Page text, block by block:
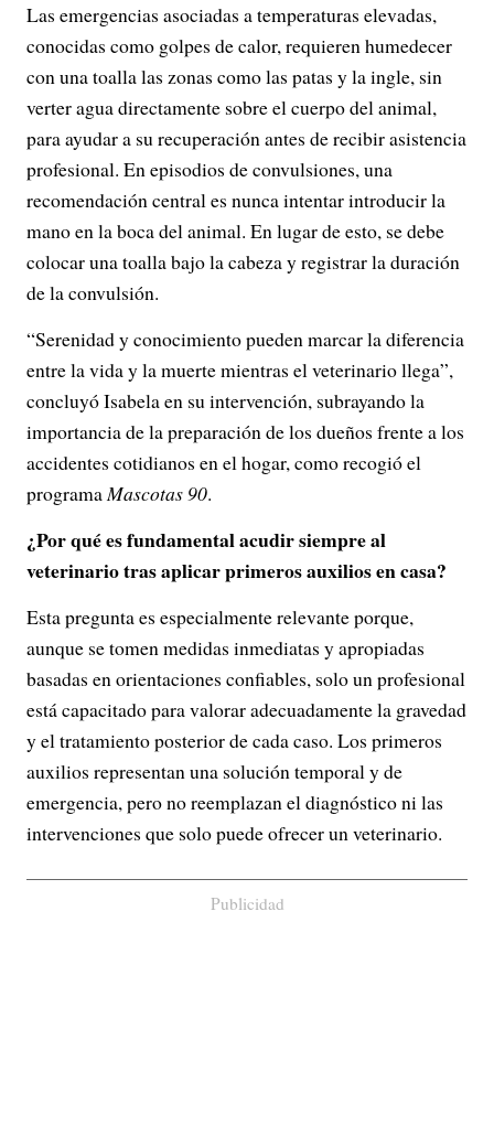
Las emergencias asociadas a temperaturas elevadas,
conocidas como golpes de calor, requieren humedecer
con una toalla las zonas como las patas y la ingle, sin
verter agua directamente sobre el cuerpo del animal,
para ayudar a su recuperación antes de recibir asistencia
profesional. En episodios de convulsiones, una
recomendación central es nunca intentar introducir la
mano en la boca del animal. En lugar de esto, se debe
colocar una toalla bajo la cabeza y registrar la duración
de la convulsión.
“Serenidad y conocimiento pueden marcar la diferencia
entre la vida y la muerte mientras el veterinario llega”,
concluyó Isabela en su intervención, subrayando la
importancia de la preparación de los dueños frente a los
accidentes cotidianos en el hogar, como recogió el
programaMascotas 90.
¿Por qué es fundamental acudir siempre al
veterinario tras aplicar primeros auxilios en casa?
Esta pregunta es especialmente relevante porque,
aunque se tomen medidas inmediatas y apropiadas
basadas en orientaciones confiables, solo un profesional
está capacitado para valorar adecuadamente la gravedad
y el tratamiento posterior de cada caso. Los primeros
auxilios representan una solución temporal y de
emergencia, pero no reemplazan el diagnóstico ni las
intervenciones que solo puede ofrecer un veterinario.
Publicidad